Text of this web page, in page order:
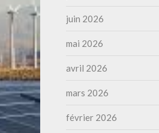
juin 2026
mai 2026
avril 2026
mars 2026
février 2026